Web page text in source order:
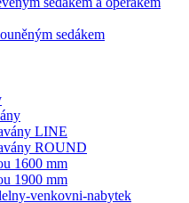
sedákem
LINE
ROUND
1600 mm
1900 mm